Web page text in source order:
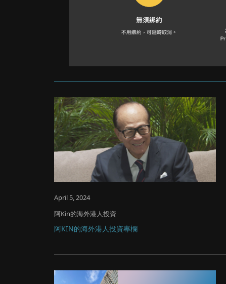
April 5, 2024
阿Kin的海外港人投資
阿KIN的海外港人投資專欄